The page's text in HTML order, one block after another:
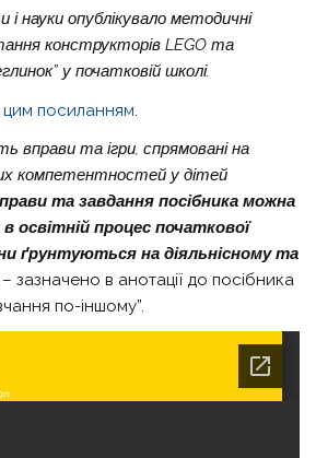
науки опублікувало методичні
конструкторів LEGO та
у початковій школі.
цим посиланням.
вправи та ігри, спрямовані на
компетентностей у дітей
та завдання посібника можна
освітній процес початкової
ґрунтуються на діяльнісному та
– зазначено в анотації до посібника
по-іншому”.